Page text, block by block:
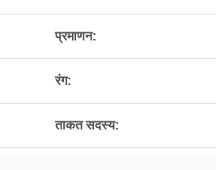
प्रमाणन:
रंग:
ताकत सदस्य: